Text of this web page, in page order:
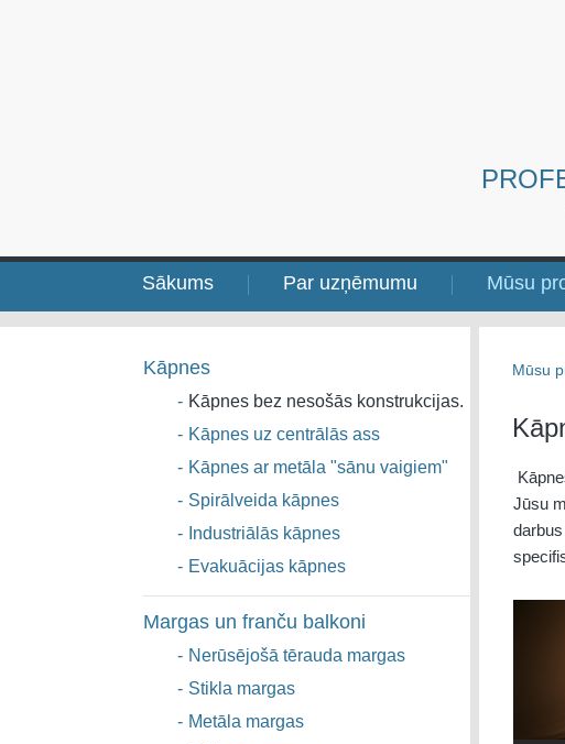
Sākums Par uzņēmumu Mūsu
Kāpnes
- Kāpnes bez nesošās konstrukcijas.
- Kāpnes uz centrālās ass
- Kāpnes ar metāla "sānu vaigiem"
- Spirālveida kāpnes
-
Industriālās kāpnes
- Evakuācijas kāpnes
Margas un franču balkoni
- Nerūsējošā tērauda margas
- Stikla margas
- Metāla margas
Mūsu
Jūsu